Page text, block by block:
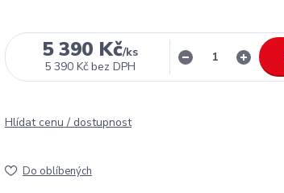
5 390 Kč/ks
5 390 Kč bez DPH
Hlídat cenu / dostupnost
Do oblíbených